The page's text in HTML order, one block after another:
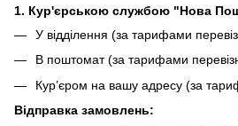
1. Кур'єрською службою "Нова
У відділення (за тарифами
В поштомат (за тарифами
Кур’єром на вашу адресу (за
Відправка замовлень: